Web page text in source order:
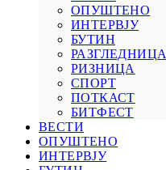
ОПУШТЕНО
ИНТЕРВЈУ
БУТИН
РАЗГЛЕДНИЦА
РИЗНИЦА
СПОРТ
ПОТКАСТ
БИТФЕСТ
ВЕСТИ
ОПУШТЕНО
ИНТЕРВЈУ